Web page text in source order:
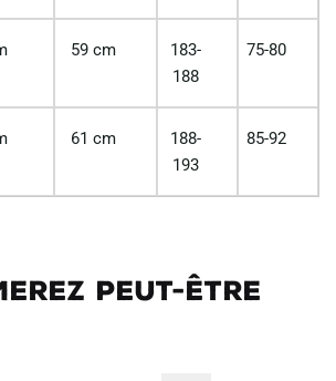
59 cm
183-
188
75-80
61 cm
188-
193
85-92
peut-être